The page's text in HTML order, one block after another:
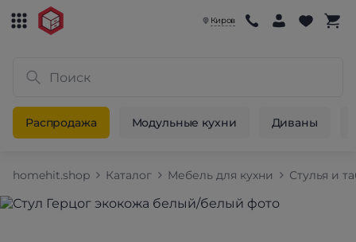
Киров
Распродажа Модульные кухни Диваны
homehit.shop Каталог Мебель для кухни Стулья и